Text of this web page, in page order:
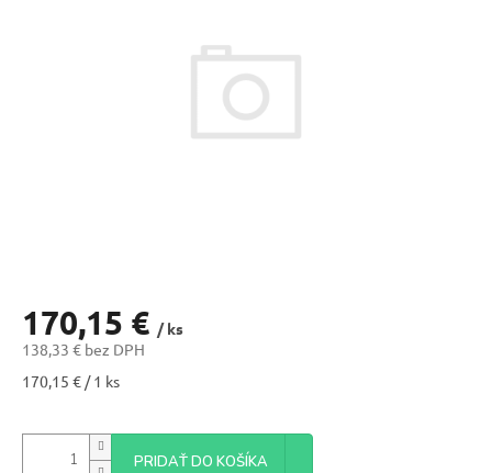
170,15 € / ks
138,33 € bez DPH
Jednotková
170,15 € / 1 ks
PRIDAŤ DO KOŠÍKA